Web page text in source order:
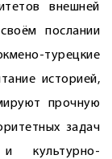
внешней
послании
турецкие
историей,
прочную
задач
культурно-